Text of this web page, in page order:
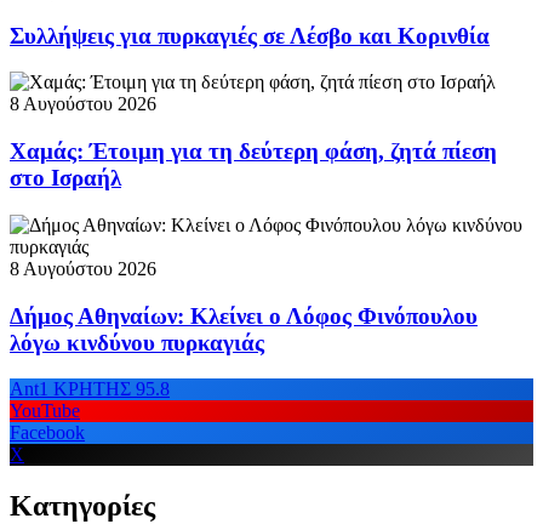
Συλλήψεις για πυρκαγιές σε Λέσβο και Κορινθία
8 Αυγούστου 2026
Χαμάς: Έτοιμη για τη δεύτερη φάση, ζητά πίεση
στο Ισραήλ
8 Αυγούστου 2026
Δήμος Αθηναίων: Κλείνει ο Λόφος Φινόπουλου
λόγω κινδύνου πυρκαγιάς
Ant1 ΚΡΗΤΗΣ 95.8
YouTube
Facebook
X
Κατηγορίες